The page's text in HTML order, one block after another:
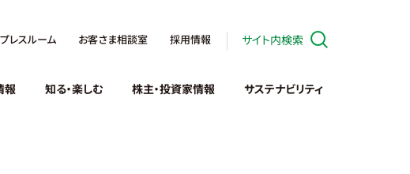
プレスルーム お客さま相談室 採用情報 サイト内検索
報 知る・楽しむ 株主・投資家情報 サステナビリティ